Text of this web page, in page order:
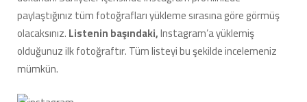
paylaştığınız tüm fotoğrafları yükleme sırasına göre görmüş
olacaksınız.Listenin başındaki,Instagram’a yüklemiş
olduğunuz ilk fotoğraftır. Tüm listeyi bu şekilde incelemeniz
mümkün.